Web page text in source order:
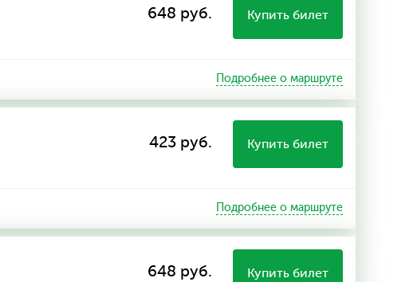
648 руб. Купить билет
Подробнее о маршруте
423 руб. Купить билет
Подробнее о маршруте
648 руб. Купить билет